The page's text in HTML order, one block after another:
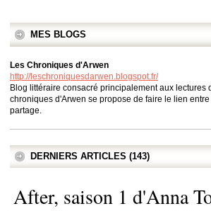
MES BLOGS
Les Chroniques d'Arwen
http://leschroniquesdarwen.blogspot.fr/
Blog littéraire consacré principalement aux lectures
chroniques d'Arwen se propose de faire le lien
partage.
DERNIERS ARTICLES (143)
After, saison 1 d'Anna